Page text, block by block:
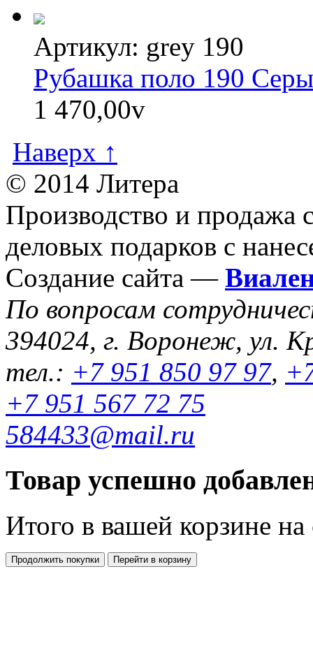
Артикул: grey 190
Рубашка поло 190
1 470,00v
Наверх ↑
© 2014 Литера
Производство и продажа
деловых подарков с
Создание сайта —
По вопросам
394024, г. Воронеж, ул.
тел.: +7 951 850 97 97,
+7 951 567 72 75
584433@mail.ru
Товар успешно
Итого в вашей корзине
Продолжить покупки Перейти в корзину